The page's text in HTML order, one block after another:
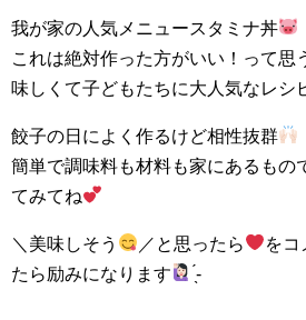
我が家の人気メニュースタミナ丼
これは絶対作った方がいい！って思
味しくて子どもたちに大人気なレシ
餃子の日によく作るけど相性抜群
簡単で調味料も材料も家にあるもの
てみてね︎
＼美味しそう ／と思ったら
をコ
たら励みになります
̖́-